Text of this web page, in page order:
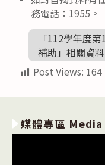
務電話：1955。
「112學年度
補助」相關資料
Post Views: 164
媒體專區 Media